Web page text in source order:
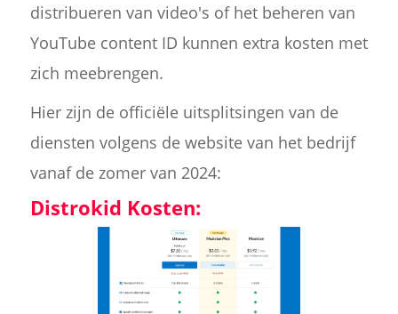
distribueren van video's of het beheren van
YouTube content ID kunnen extra kosten met
zich meebrengen.
Hier zijn de officiële uitsplitsingen van de
diensten volgens de website van het bedrijf
vanaf de zomer van 2024:
Distrokid Kosten: